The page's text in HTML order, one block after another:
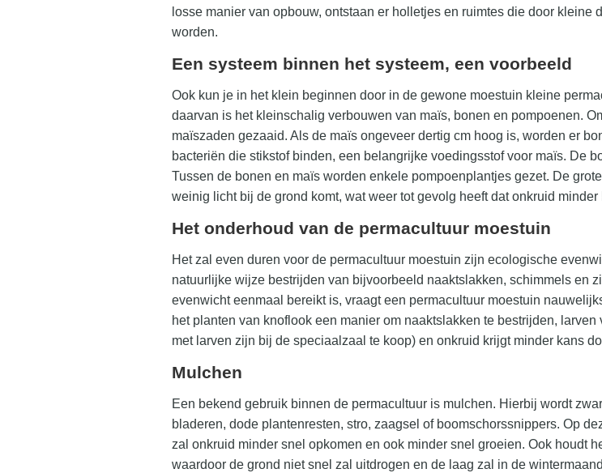
losse manier van opbouw, ontstaan er holletjes en ruimtes die door
worden.
Een systeem binnen het systeem, een voorbeeld
Ook kun je in het klein beginnen door in de gewone moestuin kleine
daarvan is het kleinschalig verbouwen van maïs, bonen en pompoenen.
maïszaden gezaaid. Als de maïs ongeveer dertig cm hoog is, worden er
bacteriën die stikstof binden, een belangrijke voedingsstof voor maïs. De
Tussen de bonen en maïs worden enkele pompoenplantjes gezet. De
weinig licht bij de grond komt, wat weer tot gevolg heeft dat onkruid
Het onderhoud van de permacultuur moestuin
Het zal even duren voor de permacultuur moestuin zijn ecologische
natuurlijke wijze bestrijden van bijvoorbeeld naaktslakken, schimmels en
evenwicht eenmaal bereikt is, vraagt een permacultuur moestuin
het planten van knoflook een manier om naaktslakken te bestrijden,
met larven zijn bij de speciaalzaal te koop) en onkruid krijgt minder kans
Mulchen
Een bekend gebruik binnen de permacultuur is mulchen. Hierbij wordt
bladeren, dode plantenresten, stro, zaagsel of boomschorssnippers. Op
zal onkruid minder snel opkomen en ook minder snel groeien. Ook houdt
waardoor de grond niet snel zal uitdrogen en de laag zal in de